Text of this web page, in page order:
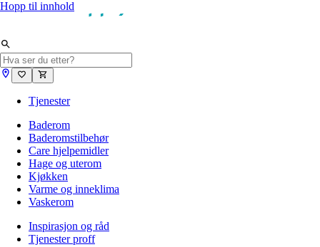
Hopp til innhold
Tjenester
Baderom
Baderomstilbehør
Care hjelpemidler
Hage og uterom
Kjøkken
Varme og inneklima
Vaskerom
Inspirasjon og råd
Tjenester proff